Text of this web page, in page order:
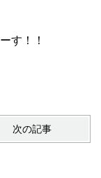
す！！
次の記事